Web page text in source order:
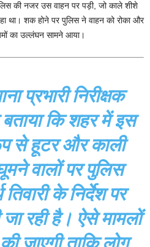
की नजर उस वाहन पर पड़ी, जो काले शीशे
था। शक होने पर पुलिस ने वाहन को रोका और
का उल्लंघन सामने आया।
प्रभारी निरीक्षक
कि शहर में इस
से हूटर और काली
वालों पर पुलिस
तिवारी के निर्देश पर
रही है। ऐसे मामलों